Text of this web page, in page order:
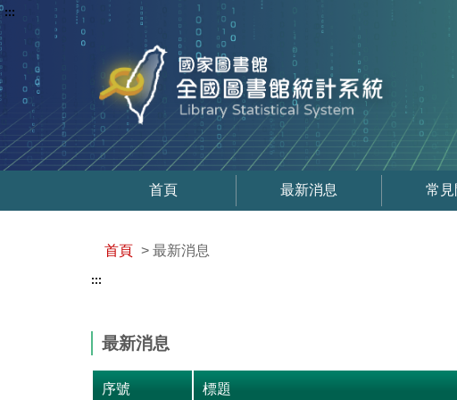
:::
首頁 最新消息 常見
首頁 > 最新消息
:::
最新消息
序號 標題